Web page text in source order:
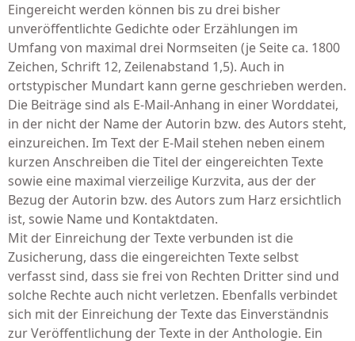
Eingereicht werden können bis zu drei bisher
unveröffentlichte Gedichte oder Erzählungen im
Umfang von maximal drei Normseiten (je Seite ca. 1800
Zeichen, Schrift 12, Zeilenabstand 1,5). Auch in
ortstypischer Mundart kann gerne geschrieben werden.
Die Beiträge sind als E-Mail-Anhang in einer Worddatei,
in der nicht der Name der Autorin bzw. des Autors steht,
einzureichen. Im Text der E-Mail stehen neben einem
kurzen Anschreiben die Titel der eingereichten Texte
sowie eine maximal vierzeilige Kurzvita, aus der der
Bezug der Autorin bzw. des Autors zum Harz ersichtlich
ist, sowie Name und Kontaktdaten.
Mit der Einreichung der Texte verbunden ist die
Zusicherung, dass die eingereichten Texte selbst
verfasst sind, dass sie frei von Rechten Dritter sind und
solche Rechte auch nicht verletzen. Ebenfalls verbindet
sich mit der Einreichung der Texte das Einverständnis
zur Veröffentlichung der Texte in der Anthologie. Ein